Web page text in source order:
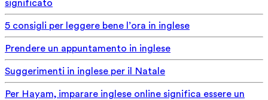
significato
5 consigli per leggere bene l’ora in inglese
Prendere un appuntamento in inglese
Suggerimenti in inglese per il Natale
Per Hayam, imparare inglese online significa essere un